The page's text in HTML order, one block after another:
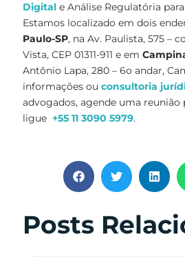
Digital e Análise Regulatória
Estamos localizado em dois
Paulo-SP, na Av. Paulista, 575 –
Vista, CEP 01311-911 e em
Antônio Lapa, 280 – 6o andar,
informações ou consultoria
advogados, agende uma reunião
ligue +55 11 3090 5979.
Posts